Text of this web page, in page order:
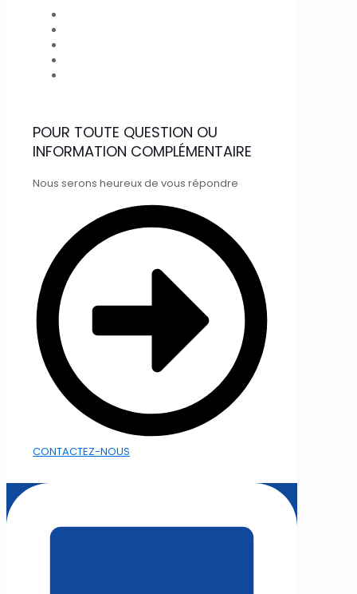
POUR TOUTE QUESTION OU
INFORMATION COMPLÉMENTAIRE
Nous serons heureux de vous répondre
CONTACTEZ-NOUS